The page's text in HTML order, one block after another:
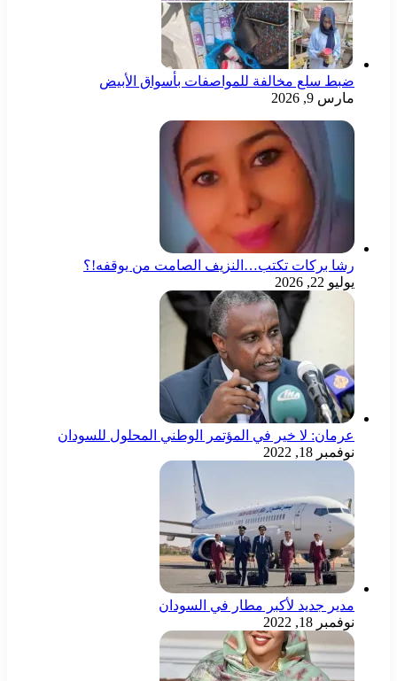
ضبط سلع مخالفة للمواصفات بأسواق الأبيض
مارس 9, 2026
رشا بركات تكتب…النزيف الصامت من يوقفه!؟
يوليو 22, 2026
عرمان: لا خير في المؤتمر الوطني المحلول للسودان
نوفمبر 18, 2022
مدير جديد لأكبر مطار في السودان
نوفمبر 18, 2022